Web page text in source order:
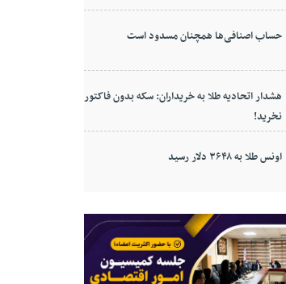
حساب اصنافی‌ها همچنان مسدود است
هشدار اتحادیه طلا به خریداران: سکه بدون فاکتور
نخرید!
اونس طلا به ۳۶۴۸ دلار رسید